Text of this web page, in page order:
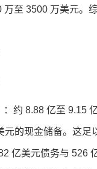
至 3500 万美元。
约 8.88 亿至 9.15
的现金储备。这足
亿美元债务与 526